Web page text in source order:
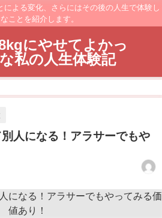
による変化、さらにはその後の人生で体験し
ことを紹介します。
にやせてよかっ
私の人生体験記
人になる！アラサーでもや